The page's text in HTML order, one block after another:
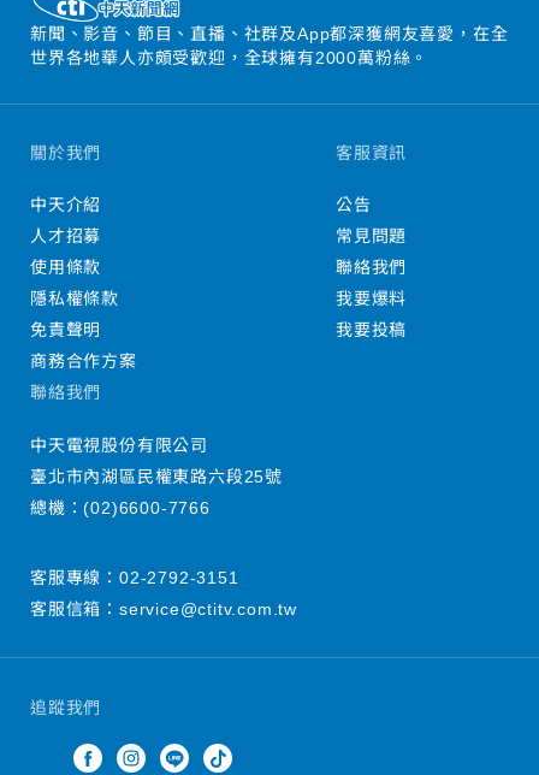
新聞、影音、節目、直播、社群及App都深獲網友喜愛，在全
世界各地華人亦頗受歡迎，全球擁有2000萬粉絲。
追蹤我們
關於我們
中天介紹
人才招募
使用條款
隱私權條款
免責聲明
商務合作方案
客服資訊
公告
常見問題
聯絡我們
我要爆料
我要投稿
聯絡我們
中天電視股份有限公司
臺北市內湖區民權東路六段25號
總機：(02)6600-7766
客服專線： 02-2792-3151
客服信箱： service@ctitv.com.tw